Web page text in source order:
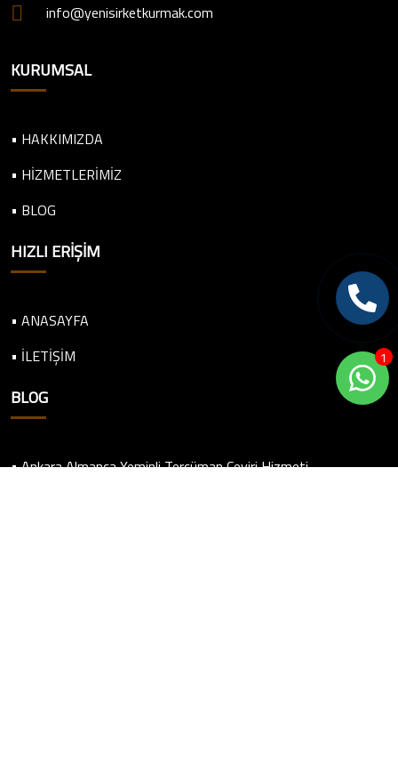
info@yenisirketkurmak.com
KURUMSAL
• HAKKIMIZDA
• HİZMETLERİMİZ
• BLOG
HIZLI ERIŞIM
• ANASAYFA
• İLETİŞİM
BLOG
• Ankara Almanca Yeminli Tercüman Çeviri Hizmeti
1